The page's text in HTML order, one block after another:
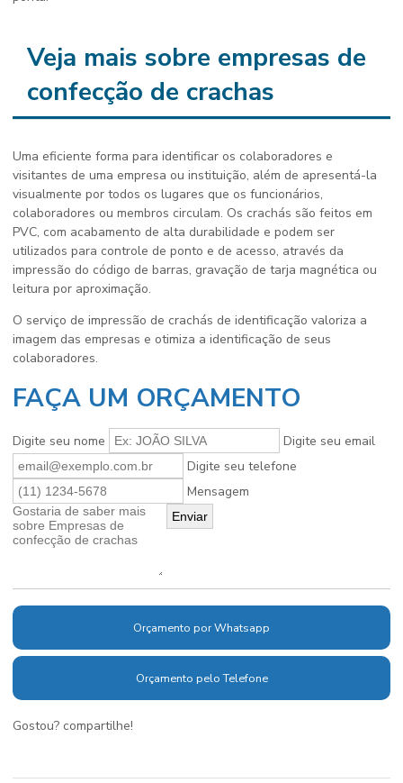
Veja mais sobre empresas de
confecção de crachas
Uma eficiente forma para identificar os colaboradores e
visitantes de uma empresa ou instituição, além de apresentá-la
visualmente por todos os lugares que os funcionários,
colaboradores ou membros circulam. Os crachás são feitos em
PVC, com acabamento de alta durabilidade e podem ser
utilizados para controle de ponto e de acesso, através da
impressão do código de barras, gravação de tarja magnética ou
leitura por aproximação.
O serviço de impressão de crachás de identificação valoriza a
imagem das empresas e otimiza a identificação de seus
colaboradores.
FAÇA UM ORÇAMENTO
Digite seu nome
Digite seu email
Digite seu telefone
Mensagem
Orçamento por Whatsapp
Orçamento pelo Telefone
Gostou? compartilhe!